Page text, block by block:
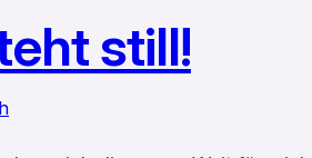
still!